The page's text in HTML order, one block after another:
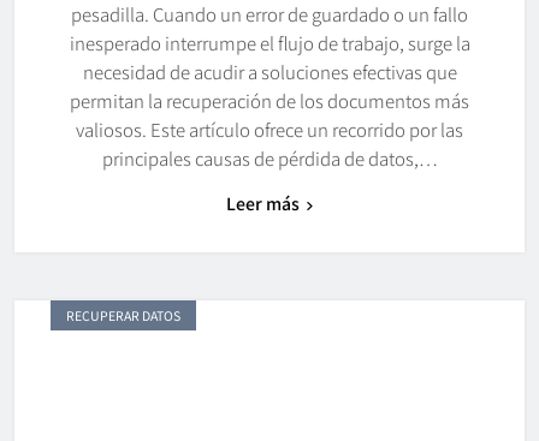
pesadilla. Cuando un error de guardado o un fallo
inesperado interrumpe el flujo de trabajo, surge la
necesidad de acudir a soluciones efectivas que
permitan la recuperación de los documentos más
valiosos. Este artículo ofrece un recorrido por las
principales causas de pérdida de datos,…
Leer más
RECUPERAR DATOS